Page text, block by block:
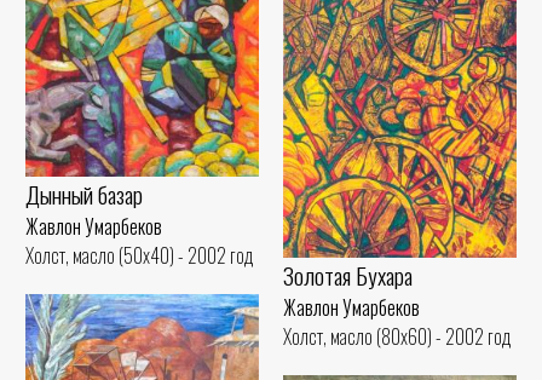
Дынный базар
Жавлон Умарбеков
Холст, масло (50x40) - 2002 год
Золотая Бухара
Жавлон Умарбеков
Холст, масло (80x60) - 2002 год